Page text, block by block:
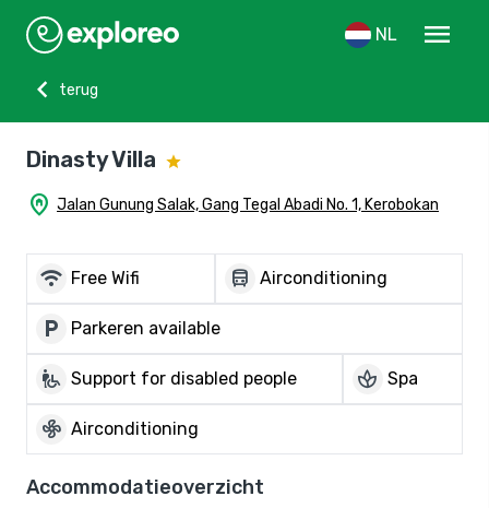
NL
menu
chevron_left
terug
Dinasty Villa
home_pin Jalan Gunung Salak, Gang Tegal Abadi No. 1, Kerobokan
wifi Free Wifi directions_bus Airconditioning
local_parking Parkeren available
wheelchair_pickup Support for disabled people spa Spa
mode_fan Airconditioning
Accommodatieoverzicht